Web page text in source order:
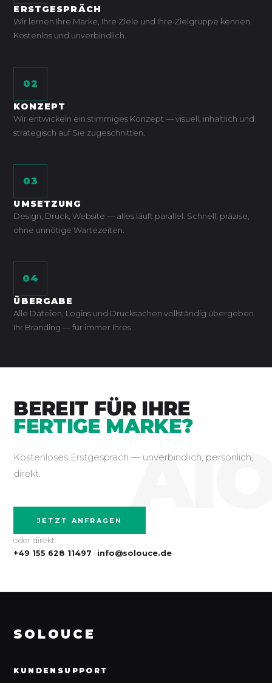
ERSTGESPRÄCH
Wir lernen Ihre Marke, Ihre Ziele und Ihre Zielgruppe kennen.
Kostenlos und unverbindlich.
02
KONZEPT
Wir entwickeln ein stimmiges Konzept — visuell, inhaltlich und
strategisch auf Sie zugeschnitten.
03
UMSETZUNG
Design, Druck, Website — alles läuft parallel. Schnell, präzise,
ohne unnötige Wartezeiten.
04
ÜBERGABE
Alle Dateien, Logins und Drucksachen vollständig übergeben.
Ihr Branding — für immer Ihres.
BEREIT FÜR IHRE
FERTIGE MARKE?
Kostenloses Erstgespräch — unverbindlich, persönlich,
direkt.
JETZT ANFRAGEN
oder direkt:
+49 155 628 11497 · info@solouce.de
SOLOUCE
KUNDENSUPPORT